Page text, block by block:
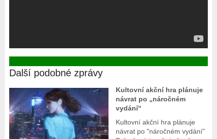
Další podobné zprávy
Kultovní akční hra plánuje
návrat po „náročném
vydání“
Kultovní akční hra plánuje
návrat po "náročném vydání"